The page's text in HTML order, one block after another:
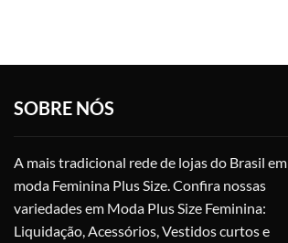
opções
do
produto
SOBRE NÓS
A mais tradicional rede de lojas do Brasil em
moda Feminina Plus Size. Confira nossas
variedades em Moda Plus Size Feminina:
Liquidação, Acessórios, Vestidos curtos e